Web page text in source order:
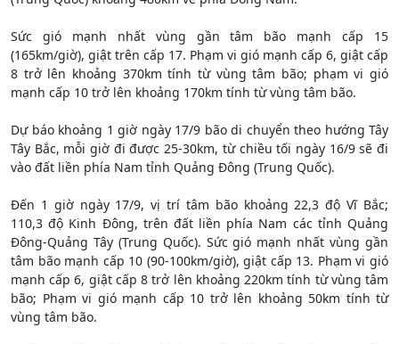
Sức gió mạnh nhất vùng gần tâm bão mạnh cấp 15
(165km/giờ), giật trên cấp 17. Phạm vi gió mạnh cấp 6, giật cấp
8 trở lên khoảng 370km tính từ vùng tâm bão; phạm vi gió
mạnh cấp 10 trở lên khoảng 170km tính từ vùng tâm bão.
Dự báo khoảng 1 giờ ngày 17/9 bão di chuyển theo hướng Tây
Tây Bắc, mỗi giờ đi được 25-30km, từ chiều tối ngày 16/9 sẽ đi
vào đất liền phía Nam tỉnh Quảng Đông (Trung Quốc).
Đến 1 giờ ngày 17/9, vị trí tâm bão khoảng 22,3 độ Vĩ Bắc;
110,3 độ Kinh Đông, trên đất liền phía Nam các tỉnh Quảng
Đông-Quảng Tây (Trung Quốc). Sức gió mạnh nhất vùng gần
tâm bão mạnh cấp 10 (90-100km/giờ), giật cấp 13. Phạm vi gió
mạnh cấp 6, giật cấp 8 trở lên khoảng 220km tính từ vùng tâm
bão; Phạm vi gió mạnh cấp 10 trở lên khoảng 50km tính từ
vùng tâm bão.